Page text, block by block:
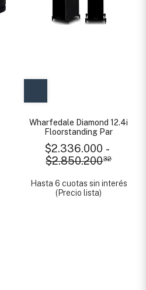
Wharfedale Diamond 12.4i
Floorstanding Par
$2.336.000 -
$2.850.20032
Hasta 6 cuotas sin interés
(Precio lista)